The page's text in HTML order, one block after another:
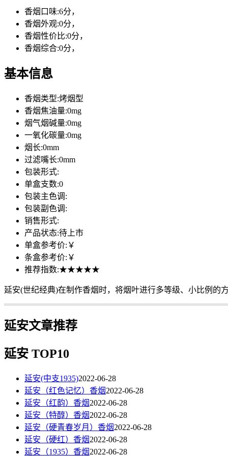
香烟口味:6分，
香烟外观:0分，
香烟性价比:0分，
香烟综合:0分，
基本信息
香烟类型:烤烟型
香烟焦油量:0mg
烟气烟碱量:0mg
一氧化碳量:0mg
烟长:0mm
过滤嘴长:0mm
包装形式:
单盒支数:0
包装主色调:
包装副色调:
销售形式:
产品状态:待上市
单盒参考价: ￥
条盒参考价: ￥
推荐指数:★★★★★
延安(世纪经典)在制作香烟时，将烟叶进行多等级、小比例
延安文章推荐
延安 TOP10
延安(中支1935)2022-06-28
延安（红色记忆）香烟2022-06-28
延安（红韵）香烟2022-06-28
延安（特醇）香烟2022-06-28
延安（硬青春岁月）香烟2022-06-28
延安（硬红）香烟2022-06-28
延安（1935）香烟2022-06-28